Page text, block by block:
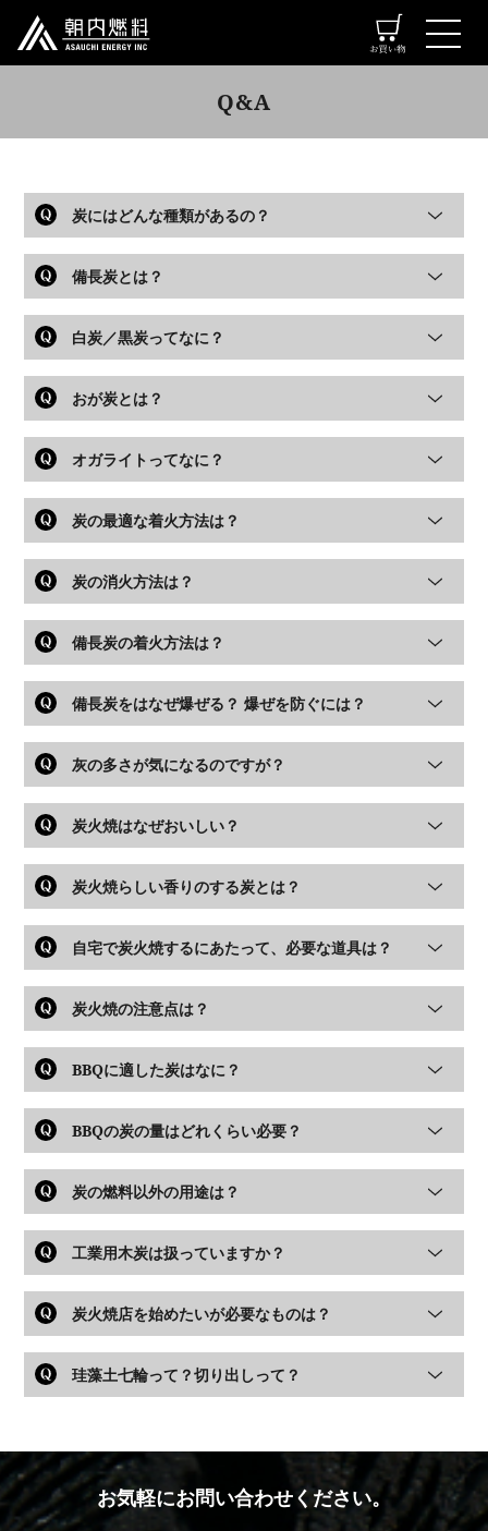
toggle
Q&A
炭にはどんな種類があるの？
備長炭とは？
白炭／黒炭ってなに？
おが炭とは？
オガライトってなに？
炭の最適な着火方法は？
炭の消火方法は？
備長炭の着火方法は？
備長炭をはなぜ爆ぜる？ 爆ぜを防ぐには？
灰の多さが気になるのですが？
炭火焼はなぜおいしい？
炭火焼らしい香りのする炭とは？
自宅で炭火焼するにあたって、必要な道具は？
炭火焼の注意点は？
BBQに適した炭はなに？
BBQの炭の量はどれくらい必要？
炭の燃料以外の用途は？
工業用木炭は扱っていますか？
炭火焼店を始めたいが必要なものは？
珪藻土七輪って？切り出しって？
お気軽にお問い合わせください。